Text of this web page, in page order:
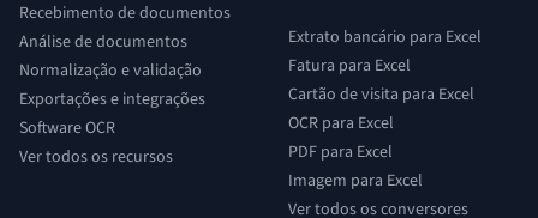
Recebimento de documentos
Análise de documentos
Normalização e validação
Exportações e integrações
Software OCR
Ver todos os recursos
Extrato bancário para Excel
Fatura para Excel
Cartão de visita para Excel
OCR para Excel
PDF para Excel
Imagem para Excel
Ver todos os conversores